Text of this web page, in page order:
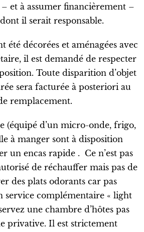
et à assumer financièrement –
il serait responsable.
été décorées et aménagées avec
il est demandé de respecter
Toute disparition d’objet
sera facturée à posteriori au
remplacement.
(équipé d’un micro-onde, frigo,
à manger sont à disposition
un encas rapide . Ce n’est pas
de réchauffer mais pas de
des plats odorants car pas
service complémentaire « light
une chambre d’hôtes pas
privative. Il est strictement